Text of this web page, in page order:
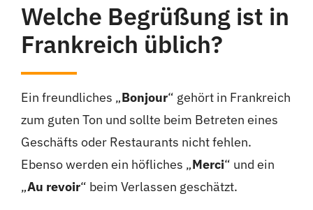
Welche Begrüßung ist in
Frankreich üblich?
Ein freundliches „Bonjour“ gehört in Frankreich
zum guten Ton und sollte beim Betreten eines
Geschäfts oder Restaurants nicht fehlen.
Ebenso werden ein höfliches „Merci“ und ein
„Au revoir“ beim Verlassen geschätzt.